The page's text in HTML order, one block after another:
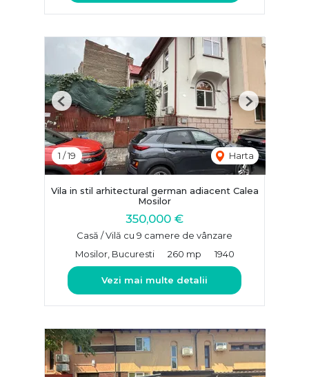
1 /19 Harta
Previous Next
Vila in stil arhitectural german adiacent Calea
Mosilor
350,000 €
Casă / Vilă cu 9 camere de vânzare
Mosilor, Bucuresti
260 mp 1940
Vezi mai multe detalii